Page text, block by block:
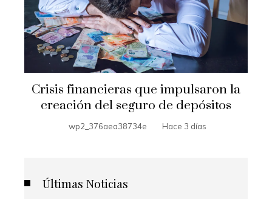
Crisis financieras que impulsaron la
creación del seguro de depósitos
wp2_376aea38734e Hace 3 días
Últimas Noticias